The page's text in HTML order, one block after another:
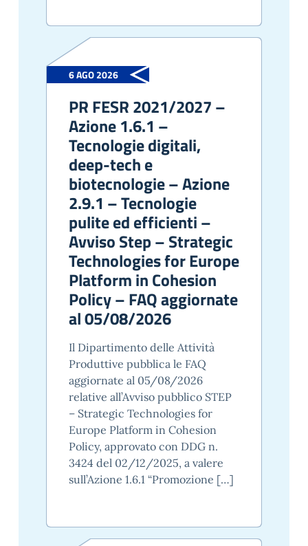
6 AGO 2026
PR FESR 2021/2027 –
Azione 1.6.1 –
Tecnologie digitali,
deep-tech e
biotecnologie – Azione
2.9.1 – Tecnologie
pulite ed efficienti –
Avviso Step – Strategic
Technologies for Europe
Platform in Cohesion
Policy – FAQ aggiornate
al 05/08/2026
Il Dipartimento delle Attività
Produttive pubblica le FAQ
aggiornate al 05/08/2026
relative all’Avviso pubblico STEP
– Strategic Technologies for
Europe Platform in Cohesion
Policy, approvato con DDG n.
3424 del 02/12/2025, a valere
sull’Azione 1.6.1 “Promozione […]